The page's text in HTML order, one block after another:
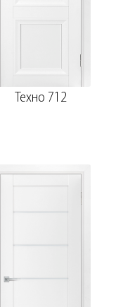
Техно 712